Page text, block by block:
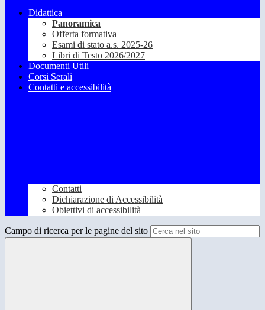
Didattica
Panoramica
Offerta formativa
Esami di stato a.s. 2025-26
Libri di Testo 2026/2027
Documenti Utili
Corsi Serali
Contatti e accessibilità
Contatti
Dichiarazione di Accessibilità
Obiettivi di accessibilità
Campo di ricerca per le pagine del sito